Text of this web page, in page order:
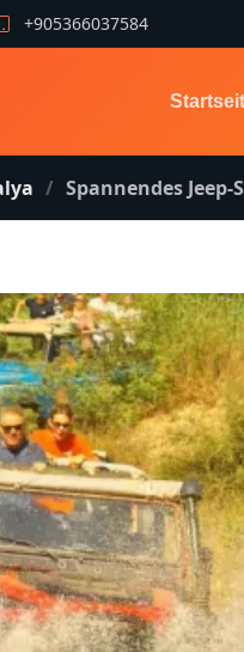
+905366037584
Spannendes